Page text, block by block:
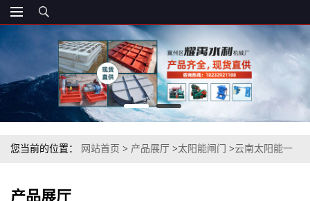
您当前的位置： 网站首页 > 产品展厅 >太阳能闸门 >云南太阳能一
产品展厅